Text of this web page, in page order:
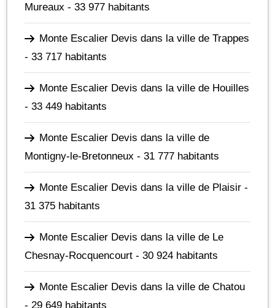
Mureaux - 33 977 habitants
Monte Escalier Devis dans la ville de Trappes
- 33 717 habitants
Monte Escalier Devis dans la ville de Houilles
- 33 449 habitants
Monte Escalier Devis dans la ville de
Montigny-le-Bretonneux - 31 777 habitants
Monte Escalier Devis dans la ville de Plaisir -
31 375 habitants
Monte Escalier Devis dans la ville de Le
Chesnay-Rocquencourt - 30 924 habitants
Monte Escalier Devis dans la ville de Chatou
- 29 649 habitants